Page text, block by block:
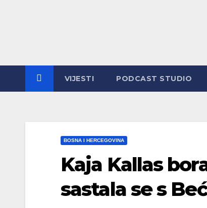
VIJESTI PODCAST STUDIO
BOSNA I HERCEGOVINA
Kaja Kallas
sastala se s